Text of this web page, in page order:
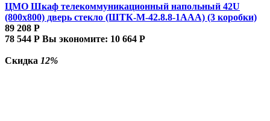
ЦМО Шкаф телекоммуникационный напольный 42U
(800x800) дверь стекло (ШТК-М-42.8.8-1ААА) (3 коробки)
89 208 Р
78 544 Р Вы экономите: 10 664 Р
Скидка 12%